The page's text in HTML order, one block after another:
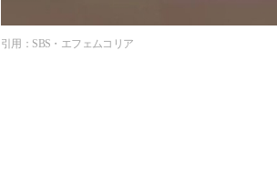
引用：SBS・エフェムコリア